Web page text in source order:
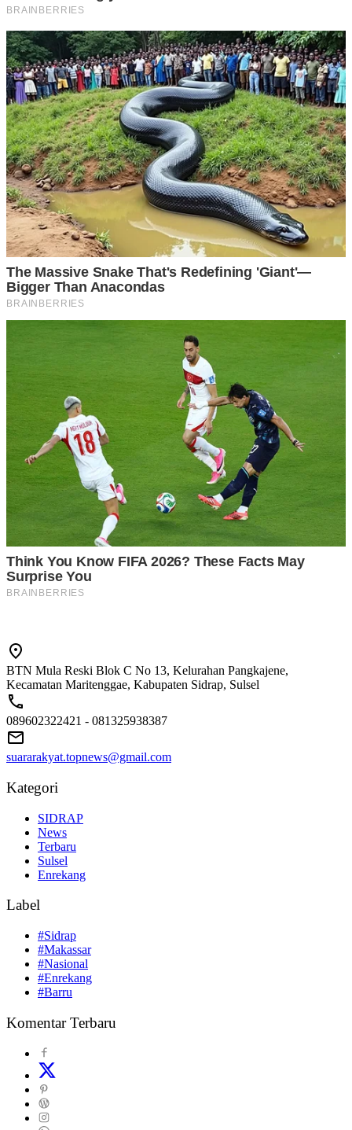
BTN Mula Reski Blok C No 13, Kelurahan Pangkajene,
Kecamatan Maritenggae, Kabupaten Sidrap, Sulsel
089602322421 - 081325938387
suararakyat.topnews@gmail.com
Kategori
SIDRAP
News
Terbaru
Sulsel
Enrekang
Label
#Sidrap
#Makassar
#Nasional
#Enrekang
#Barru
Komentar Terbaru